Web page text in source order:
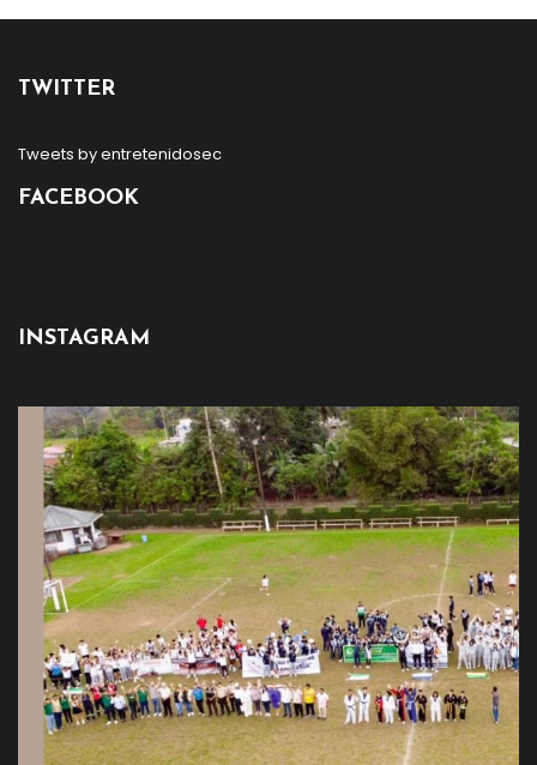
TWITTER
Tweets by entretenidosec
FACEBOOK
INSTAGRAM